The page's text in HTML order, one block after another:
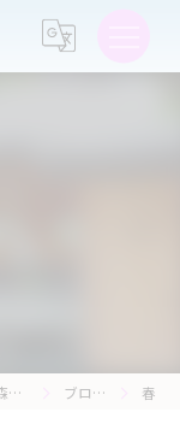
長野のキャンプなら森の灯キャンプ場・茶亭 森の灯 ブログ 春